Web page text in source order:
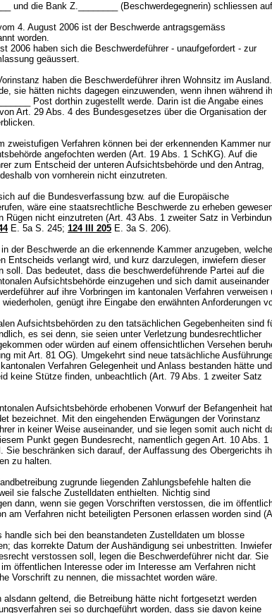
und die Bank Z.________ (Beschwerdegegnerin) schliessen auf
4. August 2006 ist der Beschwerde antragsgemäss
worden.
2006 haben sich die Beschwerdeführer - unaufgefordert - zur
geäussert.
haben die Beschwerdeführer ihren Wohnsitz im Ausland.
sie hätten nichts dagegen einzuwenden, wenn ihnen während
Post dorthin zugestellt werde. Darin ist die Angabe eines
Art. 29 Abs. 4 des Bundesgesetzes über die Organisation der
zweistufigen Verfahren können bei der erkennenden Kammer
angefochten werden (Art. 19 Abs. 1 SchKG). Auf die
zum Entscheid der unteren Aufsichtsbehörde und den Antrag,
von vornherein nicht einzutreten.
auf die Bundesverfassung bzw. auf die Europäische
wäre eine staatsrechtliche Beschwerde zu erheben
Rügen nicht einzutreten (Art. 43 Abs. 1 zweiter Satz in
E. 5a S. 245; 124 III 205 E. 3a S. 206).
der Beschwerde an die erkennende Kammer anzugeben, welche
Entscheids verlangt wird, und kurz darzulegen, inwiefern dieser
soll. Das bedeutet, dass die beschwerdeführende Partei auf die
Aufsichtsbehörde einzugehen und sich damit auseinander
auf ihre Vorbringen im kantonalen Verfahren verweisen
genügt ihre Eingabe den erwähnten Anforderungen
Aufsichtsbehörden zu den tatsächlichen Gegebenheiten sind
es sei denn, sie seien unter Verletzung bundesrechtlicher
oder würden auf einem offensichtlichen Versehen
mit Art. 81 OG). Umgekehrt sind neue tatsächliche
Verfahren Gelegenheit und Anlass bestanden hätte und
keine Stütze finden, unbeachtlich (Art. 79 Abs. 1 zweiter Satz
Aufsichtsbehörde erhobenen Vorwurf der Befangenheit hat
bezeichnet. Mit den eingehenden Erwägungen der Vorinstanz
in keiner Weise auseinander, und sie legen somit auch nicht
Punkt gegen Bundesrecht, namentlich gegen Art. 10 Abs. 1
Sie beschränken sich darauf, der Auffassung des Obergerichts
zu halten.
zugrunde liegenden Zahlungsbefehle halten die
sie falsche Zustelldaten enthielten. Nichtig sind
dann, wenn sie gegen Vorschriften verstossen, die im
am Verfahren nicht beteiligten Personen erlassen worden sind (
handle sich bei den beanstandeten Zustelldaten um blosse
das korrekte Datum der Aushändigung sei unbestritten.
verstossen soll, legen die Beschwerdeführer nicht dar. Sie
öffentlichen Interesse oder im Interesse am Verfahren nicht
Vorschrift zu nennen, die missachtet worden wäre.
alsdann geltend, die Betreibung hätte nicht fortgesetzt werden
sei so durchgeführt worden, dass sie davon keine